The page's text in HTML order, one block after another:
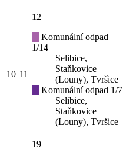
10 11
12
Komunální odpad
1/14
Selibice,
Staňkovice
(Louny), Tvršice
Komunální odpad 1/7
Selibice,
Staňkovice
(Louny), Tvršice
19